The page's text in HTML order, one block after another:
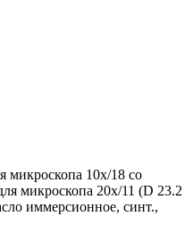
микроскопа 10x/18 со
микроскопа 20х/11 (D 23.2
иммерсионное, синт.,